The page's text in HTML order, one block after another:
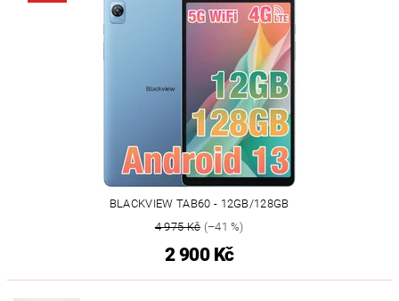
BLACKVIEW TAB60 - 12GB/128GB
4 975 Kč(–41 %)
2 900 Kč